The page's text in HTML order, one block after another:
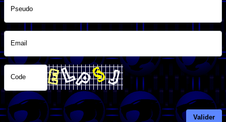
Pseudo
Email
Code
Valider